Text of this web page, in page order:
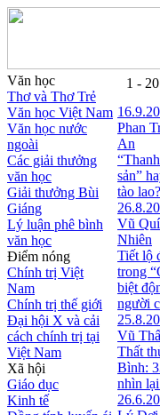
Văn học
Thơ và Thơ Trẻ
Văn học Việt Nam
Văn học nước
ngoài
Các giải thưởng
văn học
Giải thưởng Bùi
Giáng
Lý luận phê bình
văn học
Điểm nóng
Chính trị Việt
Nam
Chính trị thế giới
Đại hội X và cải
cách chính trị tại
Việt Nam
Xã hội
Giáo dục
Kinh tế
1 -
Phan
An
sản”
tào lao?
Vũ
Nhiên
Tiết lộ
trong
biệt
người
Vũ
Thất
Bình:
nhìn